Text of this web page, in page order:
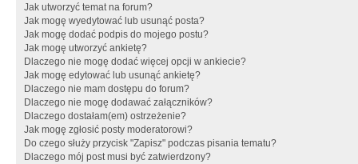
Jak utworzyć temat na forum?
Jak mogę wyedytować lub usunąć posta?
Jak mogę dodać podpis do mojego postu?
Jak mogę utworzyć ankietę?
Dlaczego nie mogę dodać więcej opcji w ankiecie?
Jak mogę edytować lub usunąć ankietę?
Dlaczego nie mam dostępu do forum?
Dlaczego nie mogę dodawać załączników?
Dlaczego dostałam(em) ostrzeżenie?
Jak mogę zgłosić posty moderatorowi?
Do czego służy przycisk "Zapisz" podczas pisania tematu?
Dlaczego mój post musi być zatwierdzony?